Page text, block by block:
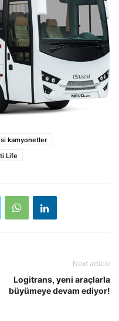
kamyonetler
Life
Next article
​​​Logitrans, yeni araçlarla
büyümeye devam ediyor!​